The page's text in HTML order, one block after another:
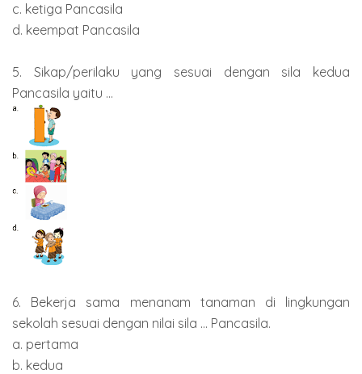
c. ketiga Pancasila
d. keempat Pancasila
5. Sikap/perilaku yang sesuai dengan sila kedua
Pancasila yaitu ...
6. Bekerja sama menanam tanaman di lingkungan
sekolah sesuai dengan nilai sila ... Pancasila.
a. pertama
b. kedua